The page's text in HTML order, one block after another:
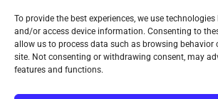
To provide the best experiences, we use
and/or access device information. Consenting to
allow us to process data such as browsing behavior
site. Not consenting or withdrawing consent, may
features and functions.
He llegit i accepto laPolítica de
SUBSCRIURE'M